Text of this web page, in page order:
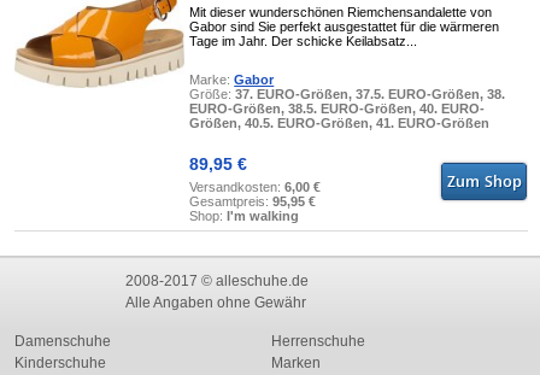
Mit dieser wunderschönen Riemchensandalette von
Gabor sind Sie perfekt ausgestattet für die wärmeren
Tage im Jahr. Der schicke Keilabsatz...
Marke:Gabor
Größe:37. EURO-Größen, 37.5. EURO-Größen, 38.
EURO-Größen, 38.5. EURO-Größen, 40. EURO-
Größen, 40.5. EURO-Größen, 41. EURO-Größen
89,95 €
Versandkosten:6,00 €
Gesamtpreis:95,95 €
Shop:I'm walking
2008-2017 © alleschuhe.de
Alle Angaben ohne Gewähr
Damenschuhe
Kinderschuhe
Herrenschuhe
Marken